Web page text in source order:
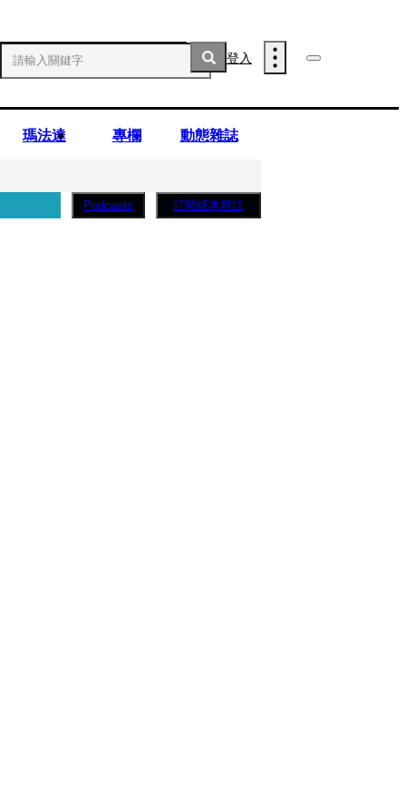
登入
瑪法達 專欄 動態雜誌
Podcasts 訂閱紙本雜誌